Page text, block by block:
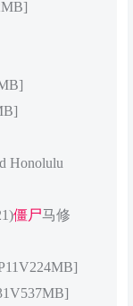
Honolulu
僵尸马修